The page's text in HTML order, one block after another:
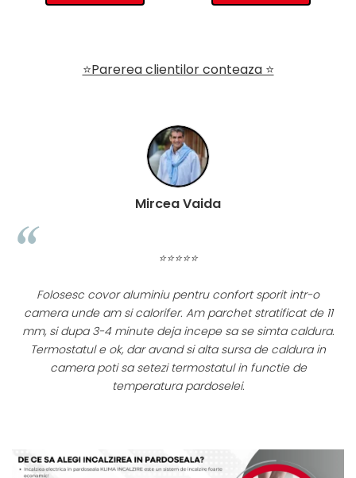
⭐Parerea clientilor conteaza ⭐
Mircea Vaida
⭐⭐⭐⭐⭐
Folosesc covor aluminiu pentru confort sporit intr-o
camera unde am si calorifer. Am parchet stratificat de 11
mm, si dupa 3-4 minute deja incepe sa se simta caldura.
Termostatul e ok, dar avand si alta sursa de caldura in
camera poti sa setezi termostatul in functie de
temperatura pardoselei.